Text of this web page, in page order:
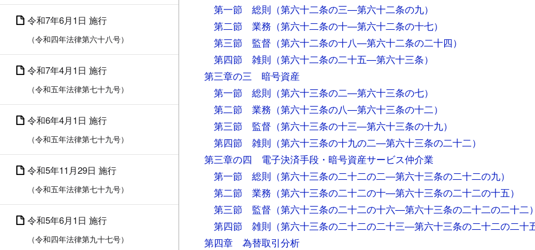
令和7年6月1日 施行
（令和四年法律第六十八号）
令和7年4月1日 施行
（令和五年法律第七十九号）
令和6年4月1日 施行
（令和五年法律第七十九号）
令和5年11月29日 施行
（令和五年法律第七十九号）
令和5年6月1日 施行
（令和四年法律第九十七号）
第一節 総則 （第六十二条の三―第六十二条の九）
第二節 業務 （第六十二条の十―第六十二条の十七）
第三節 監督 （第六十二条の十八―第六十二条の二十四）
第四節 雑則 （第六十二条の二十五―第六十三条）
第三章の三 暗号資産
第一節 総則 （第六十三条の二―第六十三条の七）
第二節 業務 （第六十三条の八―第六十三条の十二）
第三節 監督 （第六十三条の十三―第六十三条の十九）
第四節 雑則 （第六十三条の十九の二―第六十三条の二十二）
第三章の四 電子決済手段・暗号資産サービス仲介業
第一節 総則 （第六十三条の二十二の二―第六十三条の二十二の九）
第二節 業務 （第六十三条の二十二の十―第六十三条の二十二の十五）
第三節 監督 （第六十三条の二十二の十六―第六十三条の二十二の二十二
第四節 雑則 （第六十三条の二十二の二十三―第六十三条の二十二の二十
第四章 為替取引分析